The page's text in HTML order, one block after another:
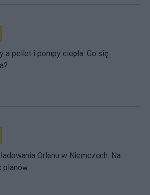
a pellet i pompy ciepła. Co się
Orlenu w Niemczech. Na
planów